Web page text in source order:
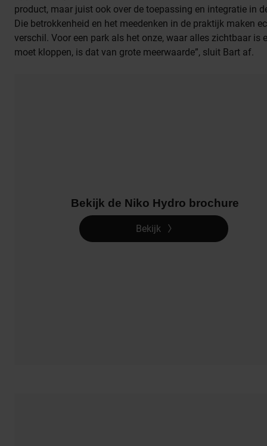
product, maar juist ook over de toepassing en integratie in
Die betrokkenheid en het meedenken in de praktijk maken
verschil. Voor een park als het onze, waar alles zichtbaar is
moet kloppen, is dat van grote meerwaarde”, sluit Bart af.
Bekijk de Niko Hydro brochure
Bekijk